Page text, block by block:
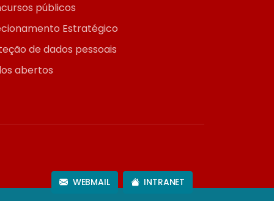
públicos
Estratégico
de dados pessoais
abertos
WEBMAIL INTRANET